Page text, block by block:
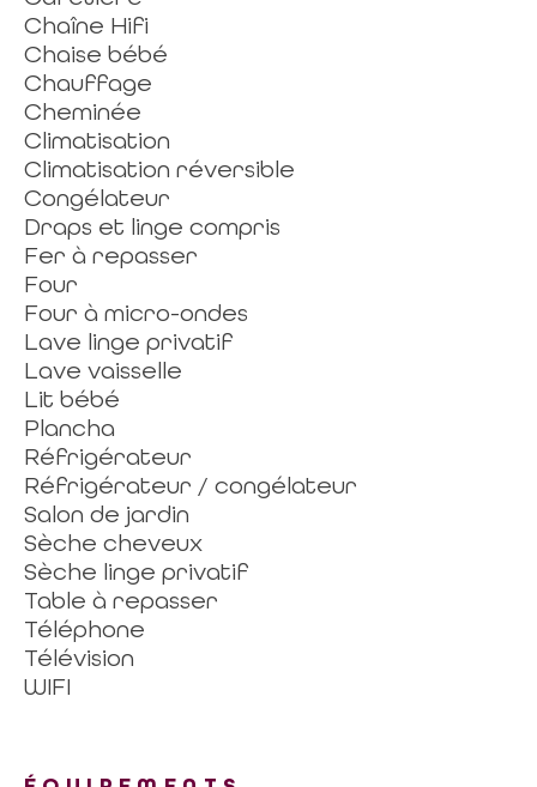
Chaîne Hifi
Chaise bébé
Chauffage
Cheminée
Climatisation
Climatisation réversible
Congélateur
Draps et linge compris
Fer à repasser
Four
Four à micro-ondes
Lave linge privatif
Lave vaisselle
Lit bébé
Plancha
Réfrigérateur
Réfrigérateur / congélateur
Salon de jardin
Sèche cheveux
Sèche linge privatif
Table à repasser
Téléphone
Télévision
WIFI